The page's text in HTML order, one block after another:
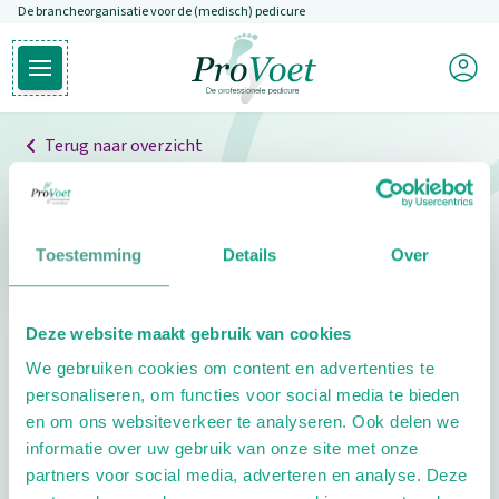
Toestemming Details Over
Deze website maakt gebruik van cookies
We gebruiken cookies om content en advertenties te
personaliseren, om functies voor social media te bieden
en om ons websiteverkeer te analyseren. Ook delen we
informatie over uw gebruik van onze site met onze
partners voor social media, adverteren en analyse. Deze
Overslaan en naar de inhoud gaan
De brancheorganisatie voor de (medisch) pedicure
Open hoofdmenu
Ga naar de homepagina
Mijn
Terug naar overzicht
Professionals
Pedicure niet gevonden
pedicure.